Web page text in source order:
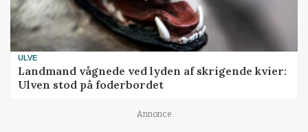
ULVE
Landmand vågnede ved lyden af skrigende kvier:
Ulven stod på foderbordet
Annonce